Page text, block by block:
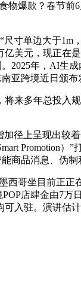
物爆款？春节
单边大于1m
美元，现正在
2025年，AI生
亚跨境近日颁布
多年总投入
上呈现出较着
Promotion）
商品消息、伪制
哥坐目前正正
POP店肆金由7
入驻。演讲估